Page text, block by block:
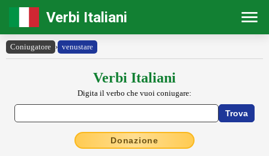
Verbi Italiani
Coniugatore › venustare
Verbi Italiani
Digita il verbo che vuoi coniugare:
Donazione